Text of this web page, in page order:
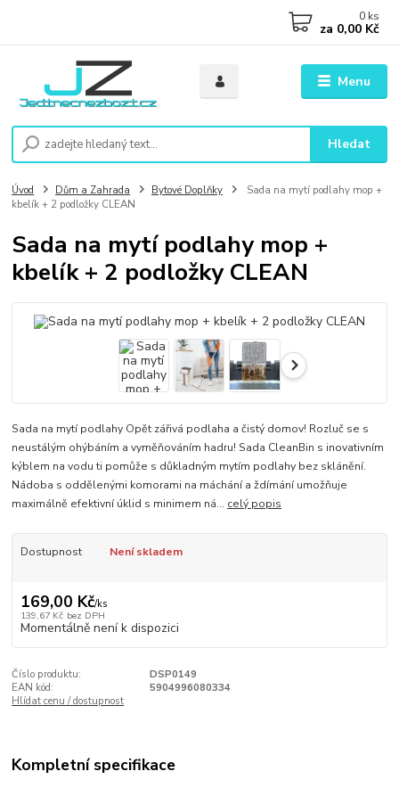
Menu
Hledat
0 ks
za 0,00 Kč
Úvod Dům a Zahrada Bytové Doplňky
Sada na mytí podlahy mop +
kbelík + 2 podložky CLEAN
Sada na mytí podlahy mop +
kbelík + 2 podložky CLEAN
Sada na mytí podlahy Opět zářivá podlaha a čistý domov! Rozluč se s
neustálým ohýbáním a vyměňováním hadru! Sada CleanBin s inovativním
kýblem na vodu ti pomůže s důkladným mytím podlahy bez sklánění.
Nádoba s oddělenými komorami na máchání a ždímání umožňuje
maximálně efektivní úklid s minimem ná... celý popis
Dostupnost Není skladem
169,00 Kč/ks
139,67 Kč bez DPH
Momentálně není k dispozici
Číslo produktu:
DSP0149
EAN kód:
5904996080334
Hlídat cenu / dostupnost
Kompletní specifikace